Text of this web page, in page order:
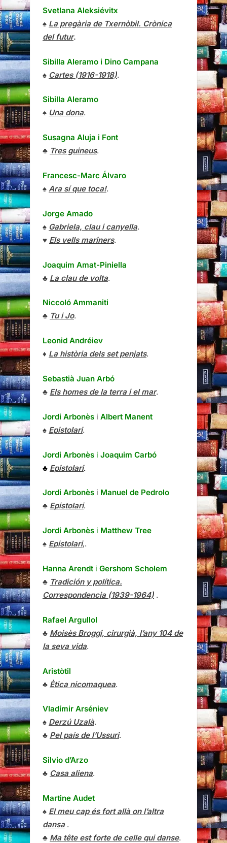
Svetlana Aleksiévitx
♠ La pregària de Txernòbil. Crònica
del futur.
Sibilla Aleramo i Dino Campana
♠ Cartes (1916-1918).
Sibilla Aleramo
♠ Una dona.
Susagna Aluja i Font
♣ Tres guineus.
Francesc-Marc Álvaro
♠ Ara sí que toca!.
Jorge Amado
♠ Gabriela, clau i canyella.
♥ Els vells mariners.
Joaquim Amat-Piniella
♣ La clau de volta.
Niccoló Ammaniti
♣ Tu i Jo.
Leonid Andréiev
♦ La història dels set penjats.
Sebastià Juan Arbó
♣ Els homes de la terra i el mar.
Jordi Arbonès i Albert Manent
♠ Epistolari.
Jordi Arbonès i Joaquim Carbó
♣ Epistolari.
Jordi Arbonès i Manuel de Pedrolo
♣ Epistolari.
Jordi Arbonès i Matthew Tree
♠ Epistolari,.
Hanna Arendt i Gershom Scholem
♣ Tradición y política.
Correspondencia (1939-1964) .
Rafael Argullol
♣ Moisès Broggi, cirurgià, l’any 104 de
la seva vida.
Aristòtil
♣ Ètica nicomaquea.
Vladímir Arséniev
♠ Derzú Uzalà.
♣ Pel país de l’Ussuri.
Silvio d’Arzo
♣ Casa aliena.
Martine Audet
♠ El meu cap és fort allà on l’altra
dansa.
♣ Ma tête est forte de celle qui danse.